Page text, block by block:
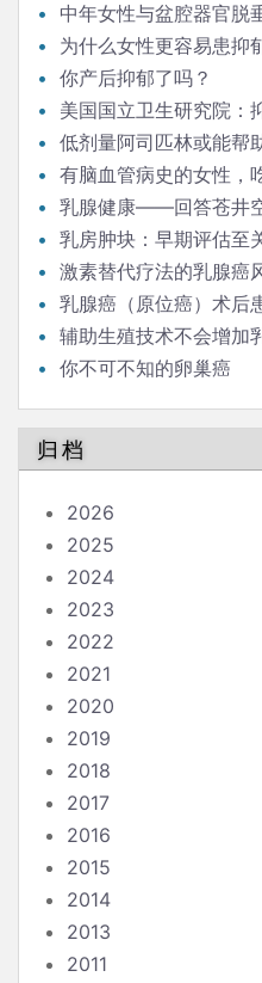
中年女性与盆腔器官脱
为什么女性更容易患抑
你产后抑郁了吗？
美国国立卫生研究院：
低剂量阿司匹林或能帮
有脑血管病史的女性，
乳腺健康——回答苍井
乳房肿块：早期评估至
激素替代疗法的乳腺癌
乳腺癌（原位癌）术后
强度、范围有什么需要注
辅助生殖技术不会增加
刊今天报道
你不可不知的卵巢癌
归档
2026
2025
2024
2023
2022
2021
2020
2019
2018
2017
2016
2015
2014
2013
2011